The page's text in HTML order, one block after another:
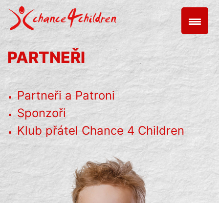
Skip
to
content
PARTNEŘI
Partneři a Patroni
Sponzoři
Klub přátel Chance 4 Children